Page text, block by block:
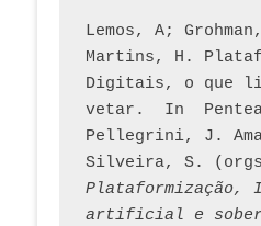
Lemos, A;
Martins, H.
Digitais, o que
vetar.  In
Pellegrini, J.
Plataformização,
artificial e